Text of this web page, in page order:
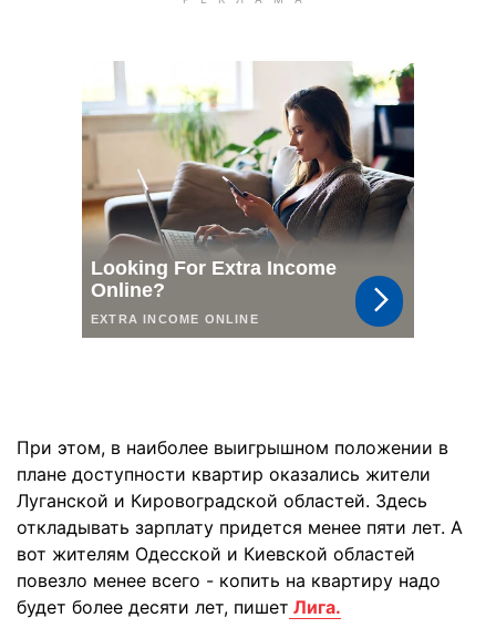
При этом, в наиболее выигрышном положении в
плане доступности квартир оказались жители
Луганской и Кировоградской областей. Здесь
откладывать зарплату придется менее пяти лет. А
вот жителям Одесской и Киевской областей
повезло менее всего - копить на квартиру надо
будет более десяти лет, пишет Лига.